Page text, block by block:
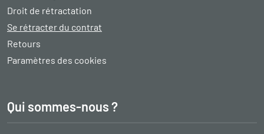
Droit de rétractation
Se rétracter du contrat
Retours
Paramètres des cookies
Qui sommes-nous ?